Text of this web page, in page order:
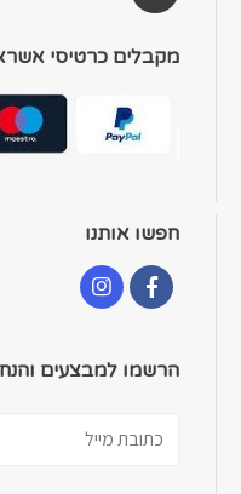
מקבלים כרטיסי
חפשו אותנו
הרשמו למבצעים